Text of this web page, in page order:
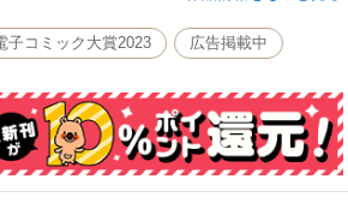
受け止めきれないでいた。
ってきた藍は…。
?!注目のアポカリプスBL！
クシーモア限定特典が付与されています
子コミック大賞2023 広告掲載中